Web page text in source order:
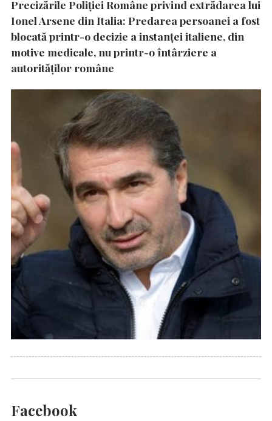
Precizările Poliţiei Române privind extrădarea lui
Ionel Arsene din Italia: Predarea persoanei a fost
blocată printr-o decizie a instanţei italiene, din
motive medicale, nu printr-o întârziere a
autorităţilor române
Facebook